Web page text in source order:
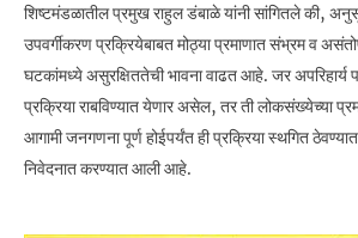
शिष्टमंडळातील प्रमुख राहुल डंबाळे यांनी सांगितले की,
उपवर्गीकरण प्रक्रियेबाबत मोठ्या प्रमाणात संभ्रम व
घटकांमध्ये असुरक्षिततेची भावना वाढत आहे. जर अपरिहार्य
प्रक्रिया राबविण्यात येणार असेल, तर ती लोकसंख्येच्या
आगामी जनगणना पूर्ण होईपर्यंत ही प्रक्रिया स्थगित
निवेदनात करण्यात आली आहे.